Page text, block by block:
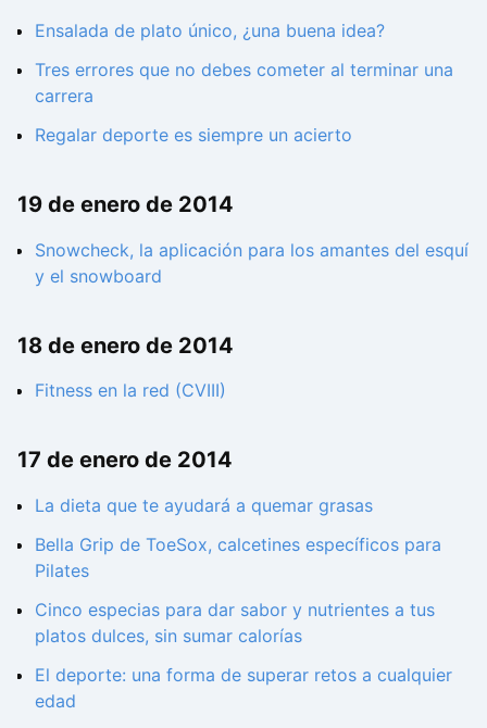
Ensalada de plato único, ¿una buena idea?
Tres errores que no debes cometer al terminar una
carrera
Regalar deporte es siempre un acierto
19 de enero de 2014
Snowcheck, la aplicación para los amantes del esquí
y el snowboard
18 de enero de 2014
Fitness en la red (CVIII)
17 de enero de 2014
La dieta que te ayudará a quemar grasas
Bella Grip de ToeSox, calcetines específicos para
Pilates
Cinco especias para dar sabor y nutrientes a tus
platos dulces, sin sumar calorías
El deporte: una forma de superar retos a cualquier
edad